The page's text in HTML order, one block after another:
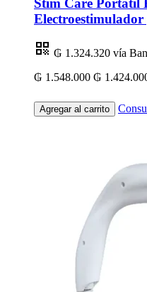
Stim Care Portátil
Electroestimulador
₲ 1.324.320 vía
₲ 1.548.000 ₲
Agregar al carrito